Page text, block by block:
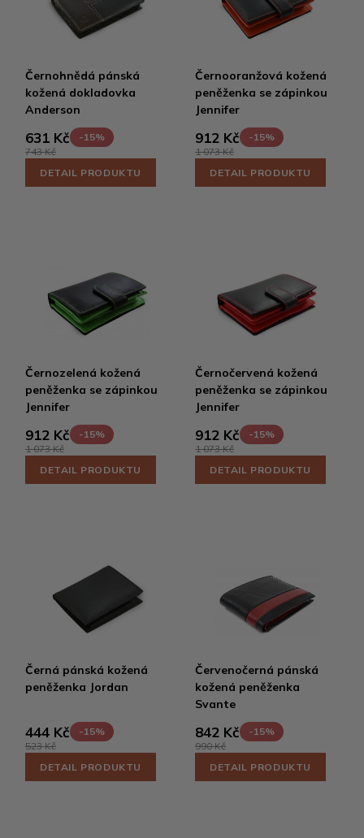
Černohnědá pánská
kožená dokladovka
Anderson
631 Kč
-15%
743 Kč
DETAIL PRODUKTU
Černooranžová kožená
peněženka se zápinkou
Jennifer
912 Kč
-15%
1 073 Kč
DETAIL PRODUKTU
Černozelená kožená
peněženka se zápinkou
Jennifer
912 Kč
-15%
1 073 Kč
DETAIL PRODUKTU
Černočervená kožená
peněženka se zápinkou
Jennifer
912 Kč
-15%
1 073 Kč
DETAIL PRODUKTU
Černá pánská kožená
peněženka Jordan
444 Kč
-15%
523 Kč
DETAIL PRODUKTU
Červenočerná pánská
kožená peněženka
Svante
842 Kč
-15%
990 Kč
DETAIL PRODUKTU